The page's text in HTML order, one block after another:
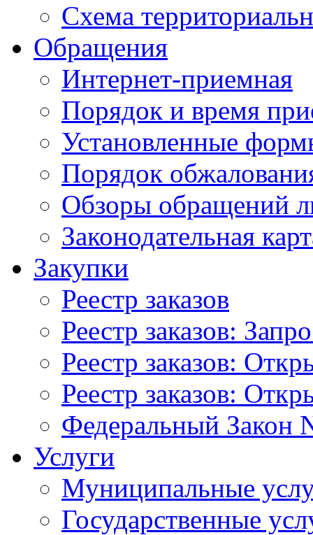
Схема
Обращения
Интернет-приемная
Порядок и время
Установленные
Порядок
Обзоры обращений
Законодательная
Закупки
Реестр заказов
Реестр заказов:
Реестр заказов:
Реестр заказов:
Федеральный Закон
Услуги
Муниципальные
Государственные